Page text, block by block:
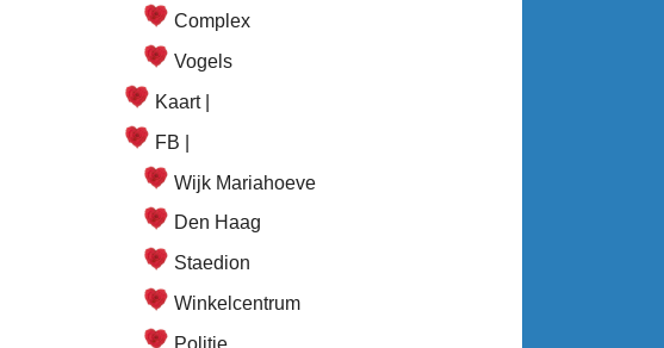
Complex
Vogels
Kaart |
FB |
Wijk Mariahoeve
Den Haag
Staedion
Winkelcentrum